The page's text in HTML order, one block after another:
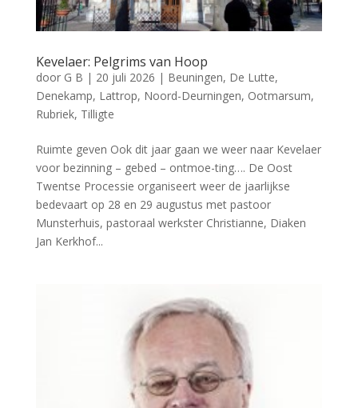
Kevelaer: Pelgrims van Hoop
door G B | 20 juli 2026 | Beuningen, De Lutte,
Denekamp, Lattrop, Noord-Deurningen, Ootmarsum,
Rubriek, Tilligte
Ruimte geven Ook dit jaar gaan we weer naar Kevelaer
voor bezinning – gebed – ontmoe-ting…. De Oost
Twentse Processie organiseert weer de jaarlijkse
bedevaart op 28 en 29 augustus met pastoor
Munsterhuis, pastoraal werkster Christianne, Diaken
Jan Kerkhof...